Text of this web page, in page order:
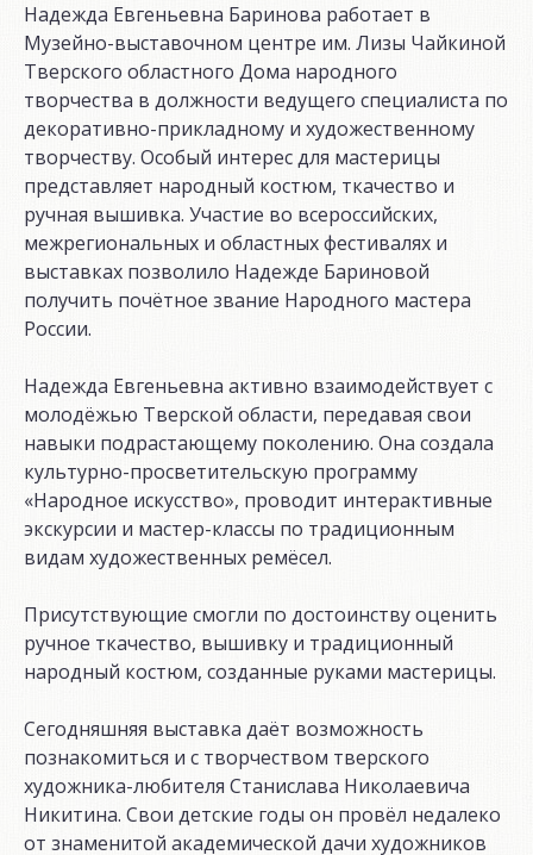
Надежда Евгеньевна Баринова работает в
Музейно-выставочном центре им. Лизы Чайкиной
Тверского областного Дома народного
творчества в должности ведущего специалиста по
декоративно-прикладному и художественному
творчеству. Особый интерес для мастерицы
представляет народный костюм, ткачество и
ручная вышивка. Участие во всероссийских,
межрегиональных и областных фестивалях и
выставках позволило Надежде Бариновой
получить почётное звание Народного мастера
России.
Надежда Евгеньевна активно взаимодействует с
молодёжью Тверской области, передавая свои
навыки подрастающему поколению. Она создала
культурно-просветительскую программу
«Народное искусство», проводит интерактивные
экскурсии и мастер-классы по традиционным
видам художественных ремёсел.
Присутствующие смогли по достоинству оценить
ручное ткачество, вышивку и традиционный
народный костюм, созданные руками мастерицы.
Сегодняшняя выставка даёт возможность
познакомиться и с творчеством тверского
художника-любителя Станислава Николаевича
Никитина. Свои детские годы он провёл недалеко
от знаменитой академической дачи художников